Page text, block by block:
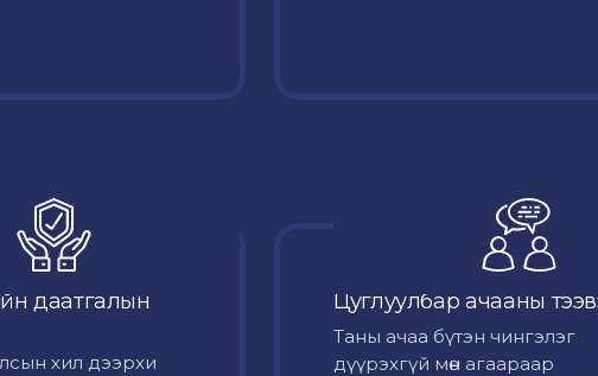
даатгалын
хил дээрхи
Цуглуулбар ачааны
Таны ачаа бүтэн чингэлэг
дүүрэхгүй мөн агаараар